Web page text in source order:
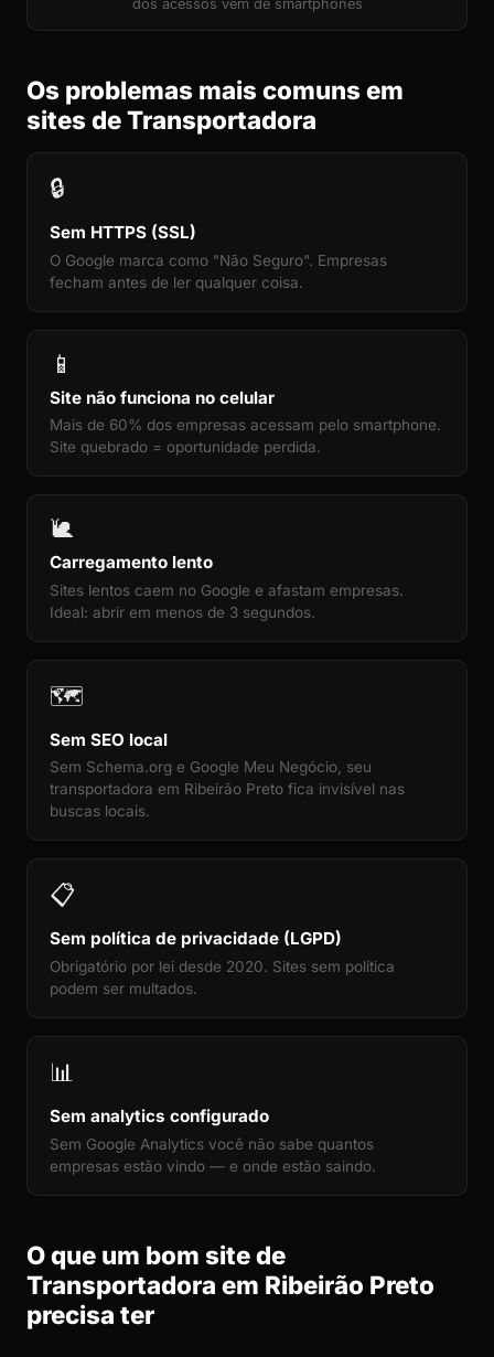
dos acessos vêm de smartphones
Os problemas mais comuns em
sites de Transportadora
🔒
Sem HTTPS (SSL)
O Google marca como "Não Seguro". Empresas
fecham antes de ler qualquer coisa.
📱
Site não funciona no celular
Mais de 60% dos empresas acessam pelo smartphone.
Site quebrado = oportunidade perdida.
🐌
Carregamento lento
Sites lentos caem no Google e afastam empresas.
Ideal: abrir em menos de 3 segundos.
🗺️
Sem SEO local
Sem Schema.org e Google Meu Negócio, seu
transportadora em Ribeirão Preto fica invisível nas
buscas locais.
📋
Sem política de privacidade (LGPD)
Obrigatório por lei desde 2020. Sites sem política
podem ser multados.
📊
Sem analytics configurado
Sem Google Analytics você não sabe quantos
empresas estão vindo — e onde estão saindo.
O que um bom site de
Transportadora em Ribeirão Preto
precisa ter